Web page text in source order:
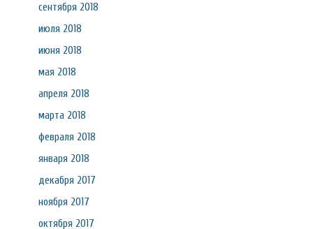
сентября 2018
июля 2018
июня 2018
мая 2018
апреля 2018
марта 2018
февраля 2018
января 2018
декабря 2017
ноября 2017
октября 2017